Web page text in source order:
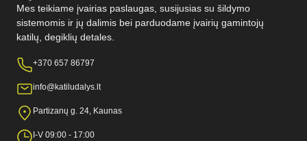
Mes teikiame įvairias paslaugas, susijusias su šildymo
sistemomis ir jų dalimis bei parduodame įvairių gamintojų
katilų, degiklių detales.
+370 657 86797
info@katiludalys.lt
Partizanų g. 24, Kaunas
I-V 09:00 - 17:00